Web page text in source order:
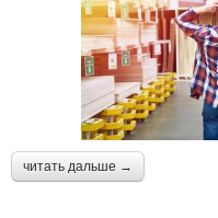
читать дальше →